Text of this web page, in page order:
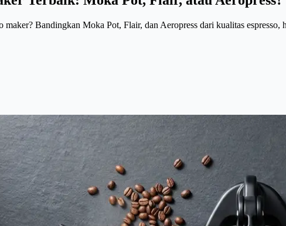
maker? Bandingkan Moka Pot, Flair, dan Aeropress dari kualitas